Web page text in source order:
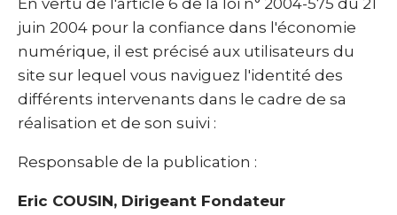
En vertu de l'article 6 de la loi n° 2004-575 du 21
juin 2004 pour la confiance dans l'économie
numérique, il est précisé aux utilisateurs du
site sur lequel vous naviguez l'identité des
différents intervenants dans le cadre de sa
réalisation et de son suivi :
Responsable de la publication :
Eric COUSIN, Dirigeant Fondateur